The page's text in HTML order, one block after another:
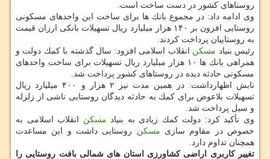
روستاهای كشور در دست ساخت است.
وی ادامه داد: در مجموع بانك ها برای ساخت این واحدهای مسكونی
روستایی افزون بر ۱۴۰ هزار میلیارد ریال تسهیلات بانكی ارزان قیمت
به روستاییان پرداخت كردند.
رئیس بنیاد مسكن انقلاب اسلامی افزود: سال گذشته با كمك دولت و
همراهی بانك ها ۱۰ هزار میلیارد ریال تسهیلات برای ساخت واحدهای
مسكونی حادثه دیده در روستاهای كشور پرداخت شد.
تابش اظهارداشت: در همین مدت نیز ۲ هزار و ۴۰۰ میلیارد ریال
تسهیلات بلاعوض برای كمك به حادثه دیدگان روستایی ناشی از زلزله
و سیل پرداخت شد.
وی تأكید كرد: دولت كمك زیادی به بنیاد مسكن انقلاب اسلامی به
خصوص در مقاوم سازی مسكن روستایی داشت و این مساعدت
همچنان تداوم دارد.
تغییر كاربری اراضی كشاورزی استان های شمالی بافت روستایی را